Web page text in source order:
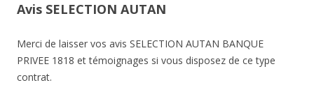
Avis SELECTION AUTAN
Merci de laisser vos avis SELECTION AUTAN BANQUE
PRIVEE 1818 et témoignages si vous disposez de ce type
contrat.